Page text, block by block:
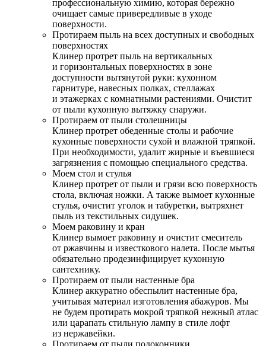
профессиональную химию, которая бережно
очищает самые привередливые в уходе
поверхности.
Протираем пыль на всех доступных и свободных
поверхностях
Клинер протрет пыль на вертикальных
и горизонтальных поверхностях в зоне
доступности вытянутой руки: кухонном
гарнитуре, навесных полках, стеллажах
и этажерках с комнатными растениями. Очистит
от пыли кухонную вытяжку снаружи.
Протираем от пыли столешницы
Клинер протрет обеденные столы и рабочие
кухонные поверхности сухой и влажной тряпкой.
При необходимости, удалит жирные и въевшиеся
загрязнения с помощью специального средства.
Моем стол и стулья
Клинер протрет от пыли и грязи всю поверхность
стола, включая ножки. А также вымоет кухонные
стулья, очистит уголок и табуретки, вытряхнет
пыль из текстильных сидушек.
Моем раковину и кран
Клинер вымоет раковину и очистит смеситель
от ржавчины и известкового налета. После мытья
обязательно продезинфицирует кухонную
сантехнику.
Протираем от пыли настенные бра
Клинер аккуратно обеспылит настенные бра,
учитывая материал изготовления абажуров. Мы
не будем протирать мокрой тряпкой нежный атлас
или царапать стильную лампу в стиле лофт
из нержавейки.
Протираем от пыли подоконники